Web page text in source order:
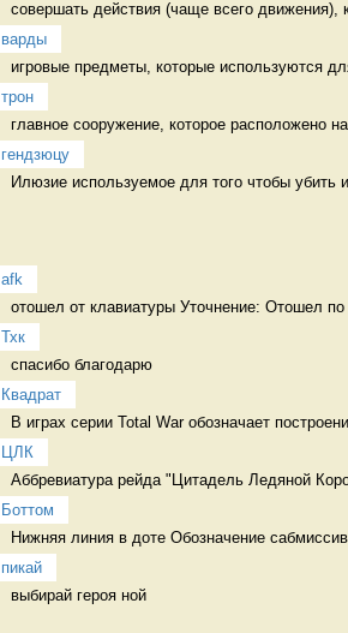
совершать действия (чаще всего движения),
варды
игровые предметы, которые используются
трон
главное сооружение, которое расположено
гендзюцу
Илюзие используемое для того чтобы убить
afk
Тхк
спасибо благодарю
Квадрат
В играх серии Total War обозначает
ЦЛК
Аббревиатура рейда "Цитадель Ледяной
Боттом
Нижняя линия в доте Обозначение
пикай
выбирай героя ной